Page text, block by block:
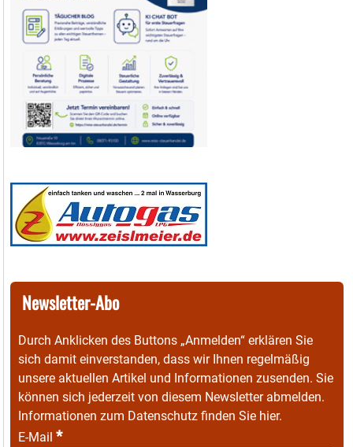
Newsletter-Abo
Durch Anklicken des Buttons „Anmelden“ erklären Sie
sich damit einverstanden, dass wir Ihnen regelmäßig
unsere aktuellen Artikel und Informationen zusenden. Sie
können sich jederzeit von diesem Newsletter abmelden.
Informationen zum Datenschutz finden Sie hier.
E-Mail *